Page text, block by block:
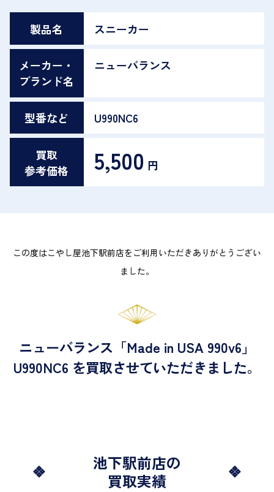
製品名 スニーカー
メーカー・
ブランド名
ニューバランス
型番など U990NC6
買取
参考価格
5,500 円
この度はこやし屋池下駅前店をご利用いただきありがとうござい
ました。
ニューバランス「Made in USA 990v6」
U990NC6 を買取させていただきました。
池下駅前店の
買取実績